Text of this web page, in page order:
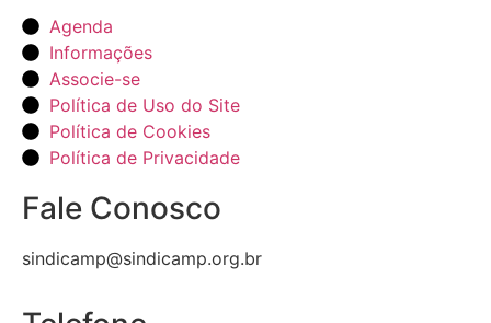
Agenda
Informações
Associe-se
Política de Uso do Site
Política de Cookies
Política de Privacidade
Fale Conosco
sindicamp@sindicamp.org.br